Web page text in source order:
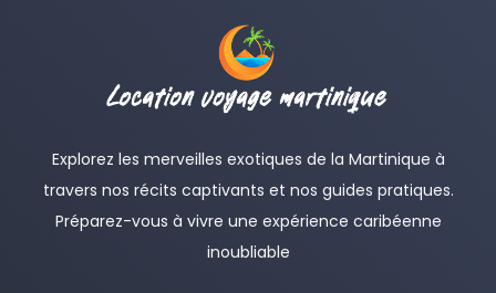
Explorez les merveilles exotiques de la Martinique à
travers nos récits captivants et nos guides pratiques.
Préparez-vous à vivre une expérience caribéenne
inoubliable